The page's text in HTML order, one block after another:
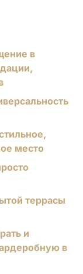
в
место
террасы
и
в